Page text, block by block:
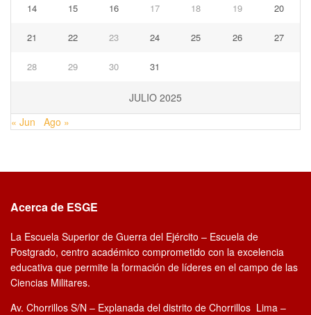
JULIO 2025
14 15 16 17 18 19 20
21 22 23 24 25 26 27
28 29 30 31
« Jun Ago »
Acerca de ESGE
La Escuela Superior de Guerra del Ejército – Escuela de
Postgrado, centro académico comprometido con la excelencia
educativa que permite la formación de líderes en el campo de las
Ciencias Militares.
Av. Chorrillos S/N – Explanada del distrito de Chorrillos Lima –